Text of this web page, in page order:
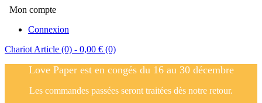
Mon compte
Connexion
Chariot Article (0) - 0,00 € (0)
Love Paper est en congés du 16 au 30 décembre
Les commandes passées seront traitées dès notre retour.